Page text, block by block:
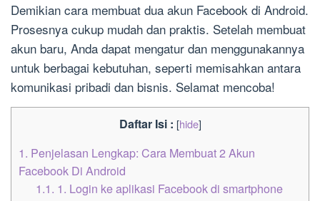
Demikian cara membuat dua akun Facebook di Android.
Prosesnya cukup mudah dan praktis. Setelah membuat
akun baru, Anda dapat mengatur dan menggunakannya
untuk berbagai kebutuhan, seperti memisahkan antara
komunikasi pribadi dan bisnis. Selamat mencoba!
Daftar Isi : [hide]
1. Penjelasan Lengkap: Cara Membuat 2 Akun
Facebook Di Android
1.1. 1. Login ke aplikasi Facebook di smartphone